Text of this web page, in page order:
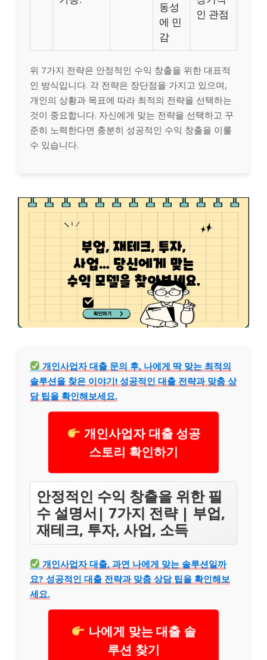
동성
에 민
감
인 관점
위 7가지 전략은 안정적인 수익 창출을 위한 대표적
인 방식입니다. 각 전략은 장단점을 가지고 있으며,
개인의 상황과 목표에 따라 최적의 전략을 선택하는
것이 중요합니다. 자신에게 맞는 전략을 선택하고 꾸
준히 노력한다면 충분히 성공적인 수익 창출을 이룰
수 있습니다.
개인사업자 대출 문의 후, 나에게 딱 맞는 최적의
솔루션을 찾은 이야기! 성공적인 대출 전략과 맞춤 상
담 팁을 확인해보세요.
개인사업자 대출 성공
스토리 확인하기
안정적인 수익 창출을 위한 필
수 설명서| 7가지 전략 | 부업,
재테크, 투자, 사업, 소득
개인사업자 대출, 과연 나에게 맞는 솔루션일까
요? 성공적인 대출 전략과 맞춤 상담 팁을 확인해보
세요.
나에게 맞는 대출 솔
루션 찾기